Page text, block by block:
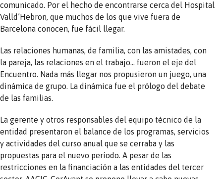
comunicado. Por el hecho de encontrarse cerca del Hospital
Valld’Hebron, que muchos de los que vive fuera de
Barcelona conocen, fue fácil llegar.
Las relaciones humanas, de familia, con las amistades, con
la pareja, las relaciones en el trabajo… fueron el eje del
Encuentro. Nada más llegar nos propusieron un juego, una
dinámica de grupo. La dinámica fue el prólogo del debate
de las familias.
La gerente y otros responsables del equipo técnico de la
entidad presentaron el balance de los programas, servicios
y actividades del curso anual que se cerraba y las
propuestas para el nuevo período. A pesar de las
restricciones en la financiación a las entidades del tercer